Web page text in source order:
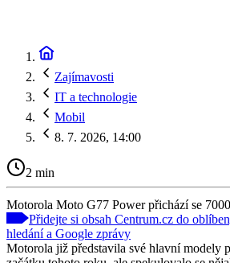
Zajímavosti
IT a technologie
Mobil
8. 7. 2026, 14:00
2 min
Motorola Moto G77 Power přichází se
Přidejte si obsah Centrum.cz do
hledání a Google zprávy
Motorola již představila své hlavní modely